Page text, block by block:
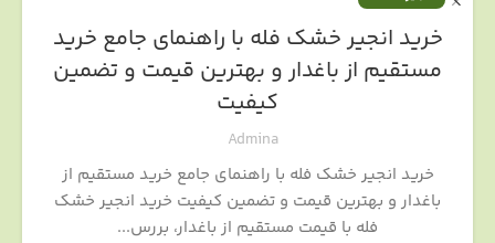
خرید انجیر خشک فله با راهنمای جامع خرید
مستقیم از باغدار و بهترین قیمت و تضمین
کیفیت
Admina
خرید انجیر خشک فله با راهنمای جامع خرید مستقیم از
باغدار و بهترین قیمت و تضمین کیفیت خرید انجیر خشک
فله با قیمت مستقیم از باغدار، بررس...